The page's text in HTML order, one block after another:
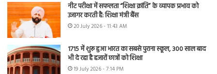
नीट परीक्षा में सफलता “शिक्षा क्रांति” के व्यापक प्रभाव को
उजागर करती है: शिक्षा मंत्री बैंस
20 July 2026 - 11:43 AM
1715 में शुरू हुआ भारत का सबसे पुराना स्कूल, 300 साल बाद
भी दे रहा है हजारों छात्रों को शिक्षा
19 July 2026 - 7:14 PM